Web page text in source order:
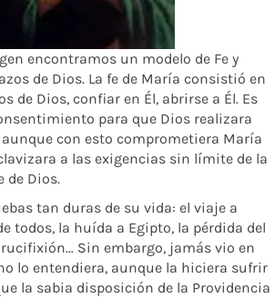
encontramos un modelo de Fe y
de Dios. La fe de María consistió en
de Dios, confiar en Él, abrirse a Él. Es
para que Dios realizara
aunque con esto comprometiera María
a las exigencias sin límite de la
de Dios.
tan duras de su vida: el viaje a
todos, la huída a Egipto, la pérdida del
Sin embargo, jamás vio en
lo entendiera, aunque la hiciera sufrir
la sabia disposición de la Providencia